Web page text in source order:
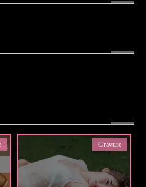
Gravure